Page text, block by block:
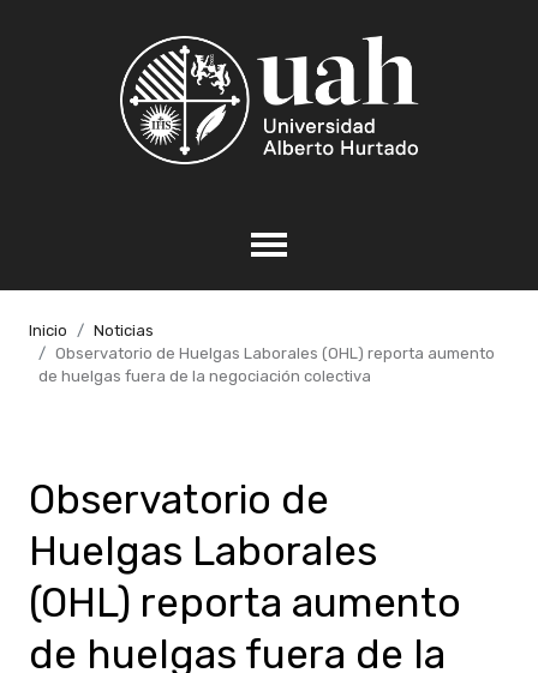
Inicio
Noticias
Observatorio de Huelgas Laborales (OHL) reporta aumento
de huelgas fuera de la negociación colectiva
Observatorio de
Huelgas Laborales
(OHL) reporta aumento
de huelgas fuera de la